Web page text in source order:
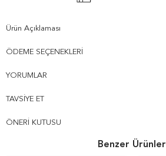
Ürün Açıklaması
ÖDEME SEÇENEKLERI
YORUMLAR
TAVSIYE ET
ÖNERI KUTUSU
Benzer Ürünler